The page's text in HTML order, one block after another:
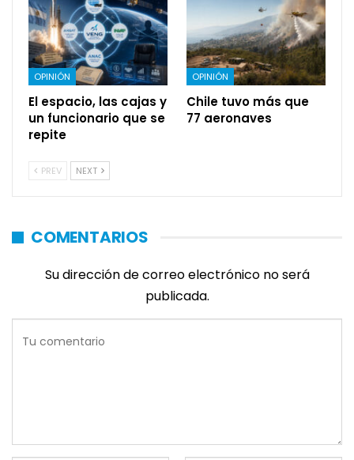
OPINIÓN
El espacio, las cajas y
un funcionario que se
repite
OPINIÓN
Chile tuvo más que
77 aeronaves
PREV NEXT
COMENTARIOS
Su dirección de correo electrónico no será
publicada.